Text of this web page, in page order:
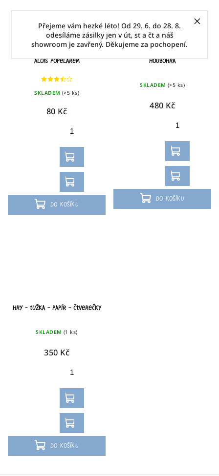
Přejeme vám hezké léto! Od 29. 6. do 28. 8.
odesíláme zásilky jen v út, st a čt a náš
showroom je zavřený. Děkujeme za pochopení.
Alois popelářem
SKLADEM (>5 ks)
80 Kč
Do košíku
Houbohra
SKLADEM (>5 ks)
480 Kč
Do košíku
HRY – TUŽKA – PAPÍR – ČTVEREČKY
SKLADEM (1 ks)
350 Kč
Do košíku